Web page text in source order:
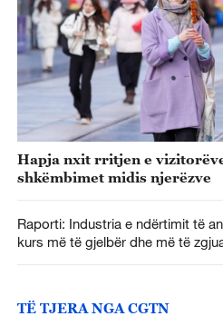
Hapja nxit rritjen e
shkëmbimet midis njerëzve
Raporti: Industria e ndërtimit të
kurs më të gjelbër dhe më të
TË TJERA NGA CGTN